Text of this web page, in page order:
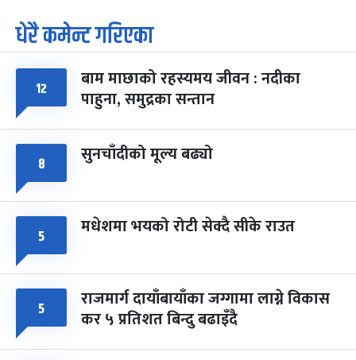
७
आइत
पूर्णिमा व्रत
चैत्र ७, २०८३-Mar 21, 2027
८ फागुपूर्णिमा
चैत्र ८, २०८३-Mar 22, 2027
७ महिना बाँकी
धेरै कमेन्ट गरिएका
१२ बाम माछाको रहस्यमय जीवन : नदीका
पाहुना, समुद्रका सन्तान
८ सुनचाँदीको मूल्य बढ्यो
५ मधेशमा भयको रोटी सेक्दै सीके राउत
५ राजमार्ग दायाँबायाँका जग्गामा लाग्ने विकास
कर ५ प्रतिशत बिन्दु बढाइँदै